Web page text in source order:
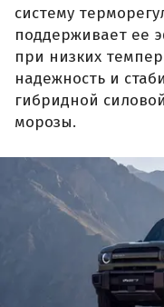
систему
поддерживает ее
при низких
надежность и
гибридной
морозы.